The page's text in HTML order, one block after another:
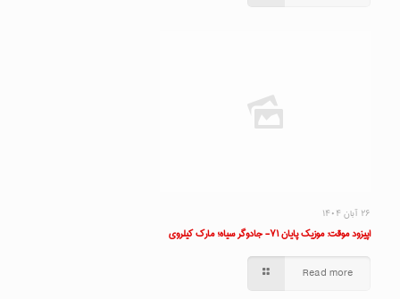
۲۶ آبان ۱۴۰۴
اپیزود موقت: موزیک پایان ۷۱- جادوگر سیاه؛ مارک کیلروی
Read more